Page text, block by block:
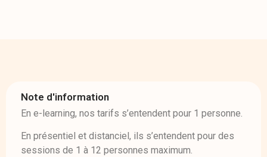
Note d'information
En e-learning, nos tarifs s’entendent pour 1 personne.
En présentiel et distanciel, ils s’entendent pour des
sessions de 1 à 12 personnes maximum.